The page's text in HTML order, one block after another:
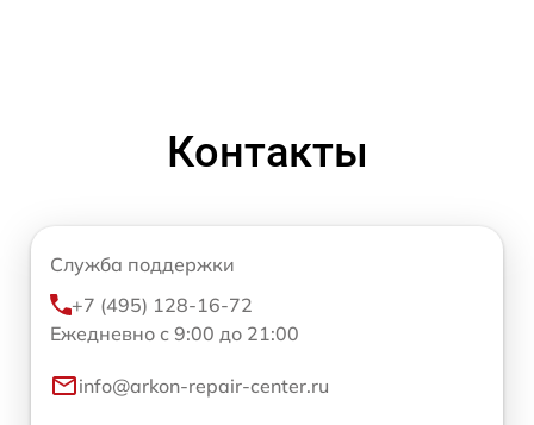
Контакты
Служба поддержки
+7 (495) 128-16-72
Ежедневно с 9:00 до 21:00
info@arkon-repair-center.ru